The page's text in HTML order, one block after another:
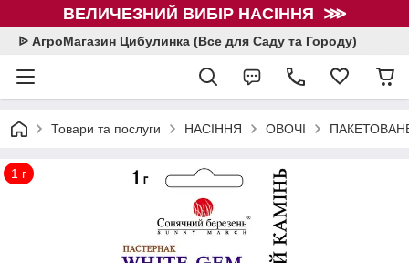
ВЕЛИЧЕЗНИЙ ВИБІР НАСІННЯ ⋙
ᐉ АгроМагазин Цибулинка (Все для Саду та Городу)
Товари та послуги НАСІННЯ ОВОЧІ
1 г